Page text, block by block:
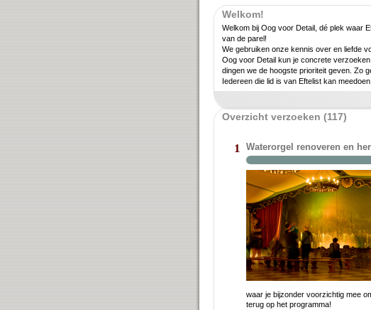
Welkom!
Welkom bij Oog voor Detail, dé plek waar
van de parel!
We gebruiken onze kennis over en liefde
Oog voor Detail kun je concrete
dingen we de hoogste priori­teit geven. Zo
Iedereen die lid is van Eftelist kan
Overzicht verzoeken (117)
1 Waterorgel renoveren en
waar je bij­zon­der voor­zich­tig mee
terug op het pro­gram­ma!